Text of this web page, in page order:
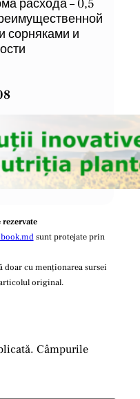
сорняками и
sunt protejate prin
doar cu menționarea sursei
original.
Câmpurile